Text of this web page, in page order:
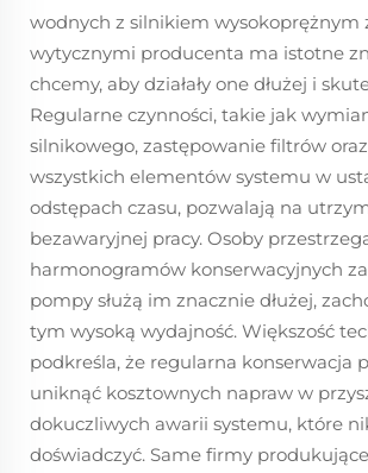
wodnych z silnikiem wysokoprężnym
wytycznymi producenta ma istotne
chcemy, aby działały one dłużej i
Regularne czynności, takie jak
silnikowego, zastępowanie filtrów
wszystkich elementów systemu w
odstępach czasu, pozwalają na
bezawaryjnej pracy. Osoby
harmonogramów konserwacyjnych
pompy służą im znacznie dłużej,
tym wysoką wydajność. Większość
podkreśla, że regularna konserwacja
uniknąć kosztownych napraw w
dokuczliwych awarii systemu, które
doświadczyć. Same firmy